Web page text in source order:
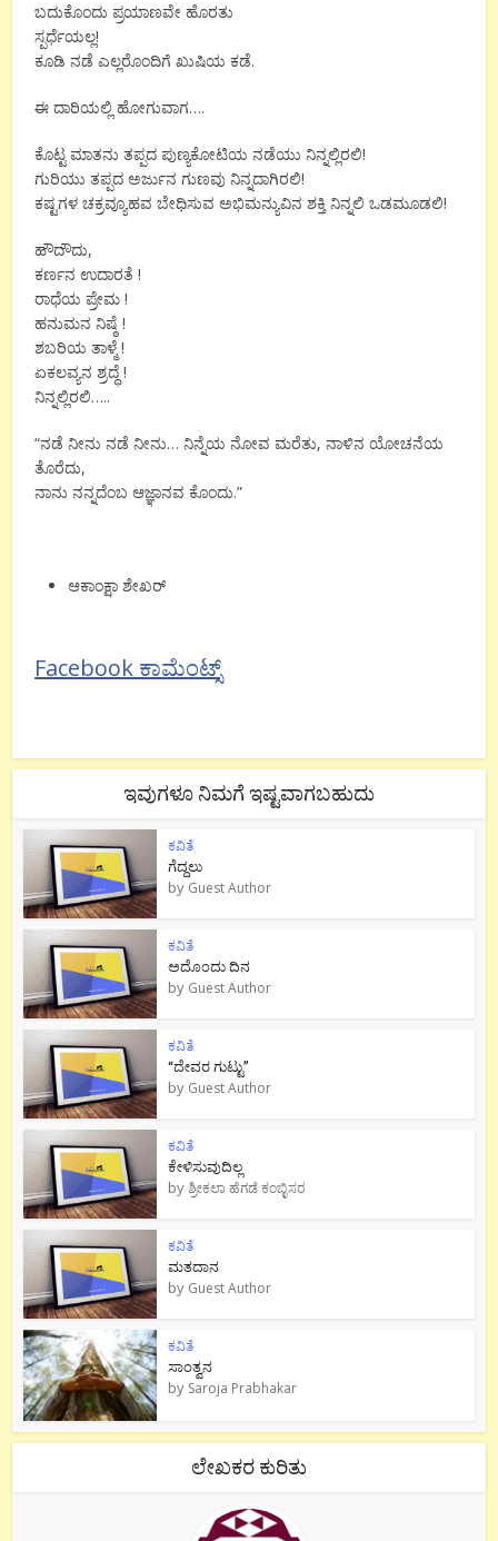
ಬದುಕೊಂದು ಪ್ರಯಾಣವೇ ಹೊರತು
ಸ್ಪರ್ಧೆಯಲ್ಲ!
ಕೂಡಿ ನಡೆ ಎಲ್ಲರೊಂದಿಗೆ ಖುಷಿಯ ಕಡೆ.
ಈ ದಾರಿಯಲ್ಲಿ ಹೋಗುವಾಗ….
ಕೊಟ್ಟ ಮಾತನು ತಪ್ಪದ ಪುಣ್ಯಕೋಟಿಯ ನಡೆಯು ನಿನ್ನಲ್ಲಿರಲಿ!
ಗುರಿಯು ತಪ್ಪದ ಅರ್ಜುನ ಗುಣವು ನಿನ್ನದಾಗಿರಲಿ!
ಕಷ್ಟಗಳ ಚಕ್ರವ್ಯೂಹವ ಬೇಧಿಸುವ ಅಭಿಮನ್ಯುವಿ‌ನ ಶಕ್ತಿ ನಿನ್ನಲಿ ಒಡಮೂಡಲಿ!
ಹೌದೌದು,
ಕರ್ಣ‌ನ ಉದಾರತೆ !
ರಾಧೆಯ ಪ್ರೇಮ !
ಹನುಮನ ನಿಷ್ಠೆ !
ಶಬರಿಯ ತಾಳ್ಮೆ !
ಏಕಲವ್ಯನ ಶ್ರದ್ಧೆ !
ನಿನ್ನಲ್ಲಿರಲಿ…..
“ನಡೆ ನೀನು ನಡೆ ನೀನು… ನಿನ್ನೆಯ ನೋವ ಮರೆತು, ನಾಳಿ‌ನ ಯೋಚನೆಯ
ತೊರೆದು,
ನಾನು ನನ್ನದೆಂಬ ಆಜ್ಞಾನವ ಕೊಂದು.”
ಆಕಾಂಕ್ಷಾ ಶೇಖರ್
Facebook ಕಾಮೆಂಟ್ಸ್
ಇವುಗಳೂ ನಿಮಗೆ ಇಷ್ಟವಾಗಬಹುದು
ಕವಿತೆ
ಗೆದ್ದಲು
by Guest Author
ಕವಿತೆ
ಅದೊಂದು ದಿನ
by Guest Author
ಕವಿತೆ
“ದೇವರ ಗುಟ್ಟು”
by Guest Author
ಕವಿತೆ
ಕೇಳಿಸುವುದಿಲ್ಲ
byಶ್ರೀಕಲಾ ಹೆಗಡೆ ಕಂಬ್ಳಿಸರ
ಕವಿತೆ
ಮತದಾನ
by Guest Author
ಕವಿತೆ
ಸಾಂತ್ವನ
by Saroja Prabhakar
ಲೇಖಕರ ಕುರಿತು